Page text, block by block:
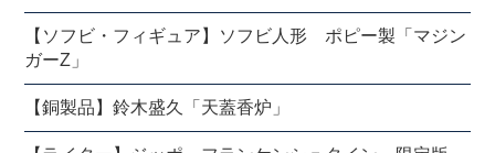
【ソフビ・フィギュア】ソフビ人形 ポピー製「マジン
ガーZ」
【銅製品】鈴木盛久「天蓋香炉」